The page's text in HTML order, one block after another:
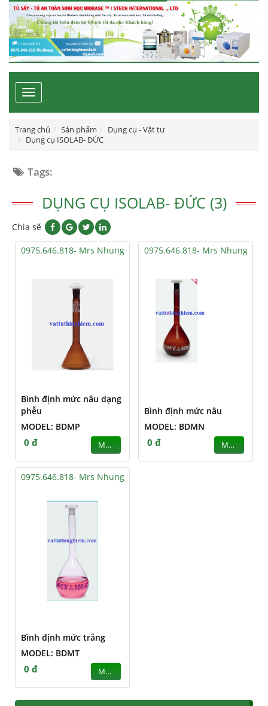
Toggle
navigation
Trang chủ Sản phẩm
Dụng cụ - Vật tư
Dụng cụ ISOLAB- ĐỨC
Tags:
DỤNG CỤ ISOLAB- ĐỨC (3)
Chia sẽ
0975.646.818- Mrs Nhung
Bình định mức nâu dạng
phễu
MODEL: BDMP
0 đ MUA
0975.646.818- Mrs Nhung
Bình định mức nâu
MODEL: BDMN
0 đ MUA
0975.646.818- Mrs Nhung
Bình định mức trắng
MODEL: BDMT
0 đ MUA